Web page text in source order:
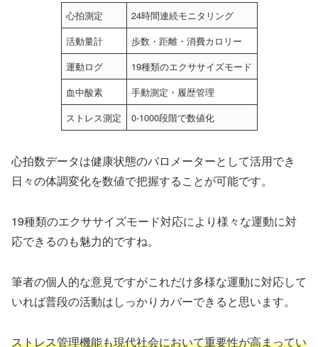
心拍測定
24時間連続モニタリング
活動量計
歩数・距離・消費カロリー
運動ログ
19種類のエクササイズモード
血中酸素
手動測定・履歴管理
ストレス測定
0-1000段階で数値化
心拍数データは健康状態のバロメーターとして活用でき
日々の体調変化を数値で把握することが可能です。
19種類のエクササイズモード対応により様々な運動に対
応できるのも魅力的ですね。
筆者の個人的な意見ですがこれだけ多様な運動に対応して
いれば普段の活動はしっかりカバーできると思います。
ストレス管理機能も現代社会において重要性が高まってい